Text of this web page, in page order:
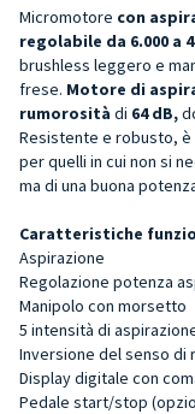
Micromotore con
regolabile da 6.000 a
brushless leggero e
frese. Motore di
rumorosità di 64 dB,
Resistente e robusto,
per quelli in cui non si
ma di una buona
Caratteristiche
Aspirazione
Regolazione potenza
Manipolo con morsetto
5 intensità di
Inversione del senso di
Display digitale con
Pedale start/stop